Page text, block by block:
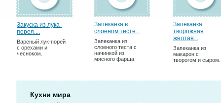
Закуска из лука-
порея....
Вареный лук-порей
с орехами и
чесноком.
Запеканка в
слоеном тесте...
Запеканка из
слоеного теста с
начинкой из
мясного фарша.
Запеканка
творожная
желтая...
Запеканка из
макарон с
творогом и сыром.
Кухни мира